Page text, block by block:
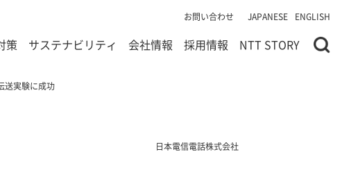
お問い合わせ JAPANESE ENGLISH
策 サステナビリティ 会社情報 採用情報 NTT STORY
送実験に成功
日本電信電話株式会社